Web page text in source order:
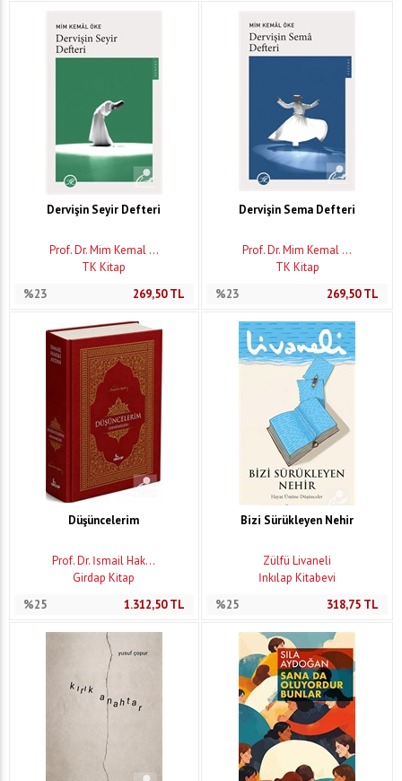
Dervişin Seyir Defteri
Prof. Dr. Mim Kemal ...
TK Kitap
%23
269,50TL
Dervişin Sema Defteri
Prof. Dr. Mim Kemal ...
TK Kitap
%23
269,50TL
Düşüncelerim
Prof. Dr. İsmail Hak...
Girdap Kitap
%25
1.312,50TL
Bizi Sürükleyen Nehir
Zülfü Livaneli
İnkılap Kitabevi
%25
318,75 TL